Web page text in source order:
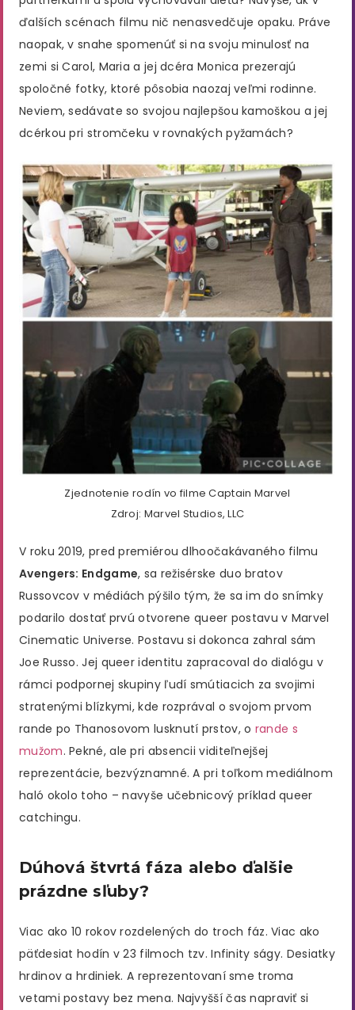
ďalších scénach filmu nič nenasvedčuje opaku. Práve
naopak, v snahe spomenúť si na svoju minulosť na
zemi si Carol, Maria a jej dcéra Monica prezerajú
spoločné fotky, ktoré pôsobia naozaj veľmi rodinne.
Neviem, sedávate so svojou najlepšou kamoškou a jej
dcérkou pri stromčeku v rovnakých pyžamách?
Zjednotenie rodín vo filme Captain Marvel
Zdroj: Marvel Studios, LLC
V roku 2019, pred premiérou dlhoočakávaného filmu
Avengers: Endgame, sa režisérske duo bratov
Russovcov v médiách pýšilo tým, že sa im do snímky
podarilo dostať prvú otvorene queer postavu v Marvel
Cinematic Universe. Postavu si dokonca zahral sám
Joe Russo. Jej queer identitu zapracoval do dialógu v
rámci podpornej skupiny ľudí smútiacich za svojimi
stratenými blízkymi, kde rozprával o svojom prvom
rande po Thanosovom lusknutí prstov, o rande s
mužom. Pekné, ale pri absencii viditeľnejšej
reprezentácie, bezvýznamné. A pri toľkom mediálnom
haló okolo toho – navyše učebnicový príklad queer
catchingu.
Dúhová štvrtá fáza alebo ďalšie
prázdne sľuby?
Viac ako 10 rokov rozdelených do troch fáz. Viac ako
päťdesiat hodín v 23 filmoch tzv. Infinity ságy. Desiatky
hrdinov a hrdiniek. A reprezentovaní sme troma
vetami postavy bez mena. Najvyšší čas napraviť si